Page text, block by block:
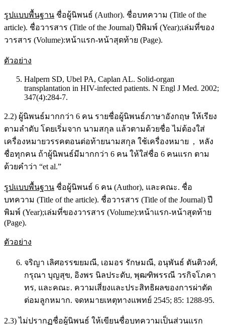
รูปแบบพื้นฐาน ชื่อผู้นิพนธ์ (Author). ชื่อบทความ (Title of the
article). ชื่อวารสาร (Title of the Journal) ปีพิมพ์ (Year);เล่มที่ของ
วารสาร (Volume):หน้าแรก-หน้าสุดท้าย (Page).
ตัวอย่าง
Halpern SD, Ubel PA, Caplan AL. Solid-organ
transplantation in HIV-infected patients. N Engl J Med. 2002;
347(4):284-7.
2.2) ผู้นิพนธ์มากกว่า 6 คน รายชื่อผู้นิพนธ์ภาษาอังกฤษ ให้เรียง
ตามลำดับ โดยเริ่มจาก นามสกุล แล้วตามด้วยชื่อ ไม่ต้องใส่
เครื่องหมายวรรคตอนต่อท้ายนามสกุล ใช้เครื่องหมาย , หลัง
ชื่อทุกคน ถ้าผู้นิพนธ์มีมากกว่า 6 คน ให้ใส่ชื่อ 6 คนแรก ตาม
ด้วยคำว่า “et al.”
รูปแบบพื้นฐาน ชื่อผู้นิพนธ์ 6 คน (Author), และคณะ. ชื่อ
บทความ (Title of the article). ชื่อวารสาร (Title of the Journal) ปี
พิมพ์ (Year);เล่มที่ของวารสาร (Volume):หน้าแรก-หน้าสุดท้าย
(Page).
ตัวอย่าง
จริญา เลิศอรรฆยมณี, เอมอร รักษมณี, อนุพันธ์ ตันติวงศ์,
กรุณา บุญสุข, อิงพร นิลประดับ, พุฒฑิพรรณี วรกิจโภคา
ทร, และคณะ. ความเสี่ยงและประสิทธิผลของการผ่าตัด
ต่อมลูกหมาก. จดหมายเหตุทางแพทย์ 2545; 85: 1288-95.
2.3) ไม่ปรากฏชื่อผู้นิพนธ์ ให้เขียนชื่อบทความเป็นส่วนแรก